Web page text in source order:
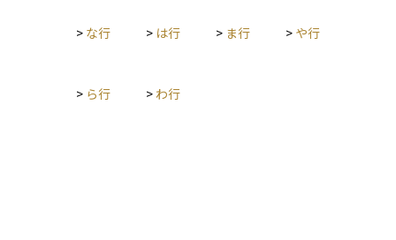
> な行 > は行 > ま行 > や行
> ら行 > わ行